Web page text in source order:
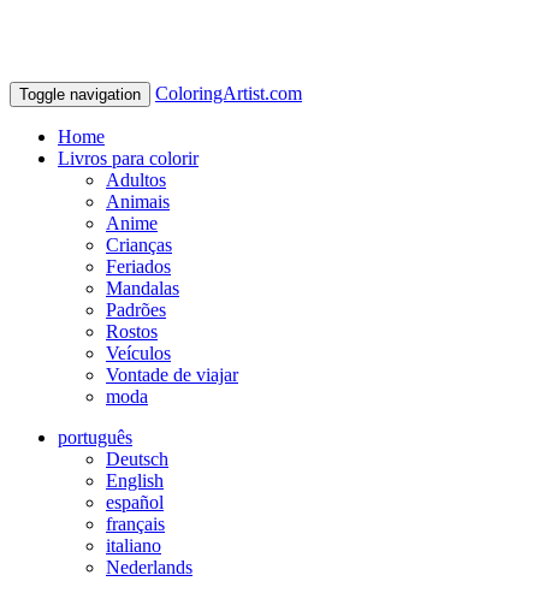
Toggle navigation ColoringArtist.com
Home
Livros para colorir
Adultos
Animais
Anime
Crianças
Feriados
Mandalas
Padrões
Rostos
Veículos
Vontade de viajar
moda
português
Deutsch
English
español
français
italiano
Nederlands